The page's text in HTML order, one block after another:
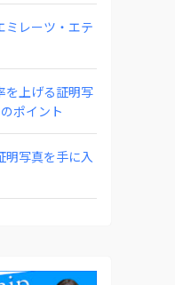
ミレーツ・エテ
を上げる証明写
ポイント
明写真を手に入